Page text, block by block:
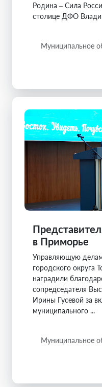
Родина – Сила
столице ДФО
Муниципальное
в Приморье
Управляющую
городского округа
наградили
сопредседателя
Ирины Гусевой за
муниципального ...
Муниципальное